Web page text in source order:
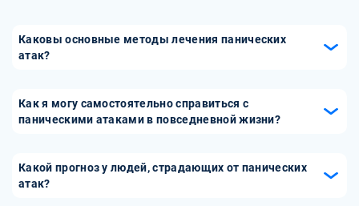
Каковы основные методы лечения панических
атак?
особенно когнитивно-поведенческую терапию (КПТ),
которая помогает пациентам идентифицировать и
антидепрессанты или анксиолитики, для уменьшения
частоты и интенсивности атак. Важно учитывать
Как я могу самостоятельно справиться с
паническими атаками в повседневной жизни?
научиться техникам релаксации, таким как глубокое
дыхание, медитация или йога. Также важно вести
Какой прогноз у людей, страдающих от панических
атак?